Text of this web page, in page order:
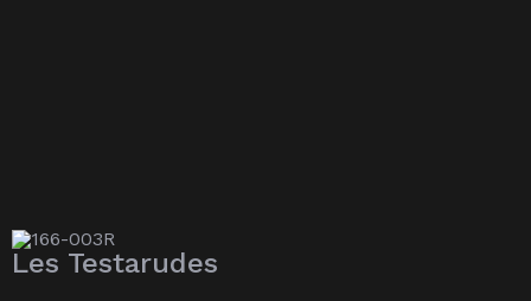
Les Testarudes